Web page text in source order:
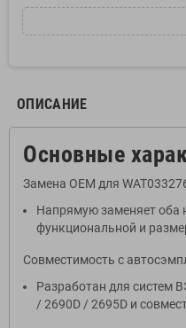
ОПИСАНИЕ
Основные
Замена OEM для
Напрямую заменяет оба
функциональной и
Совместимость с
Разработан для систем
/ 2690D / 2695D и